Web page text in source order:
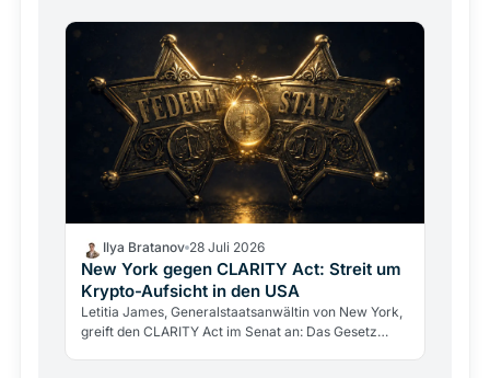
Ilya Bratanov 28 Juli 2026
New York gegen CLARITY Act: Streit um
Krypto-Aufsicht in den USA
Letitia James, Generalstaatsanwältin von New York,
greift den CLARITY Act im Senat an: Das Gesetz